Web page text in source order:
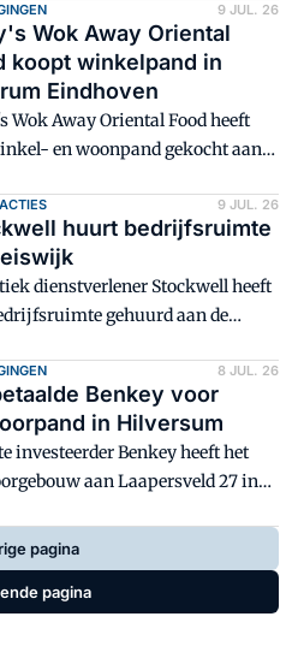
9 JUL. 26
Wok Away Oriental
koopt winkelpand in
Eindhoven
Wok Away Oriental Food heeft
en woonpand gekocht aan
15 in Eindhoven. De koopsom
1,35 miljoen euro.
9 JUL. 26
huurt bedrijfsruimte
dienstverlener Stockwell heeft
gehuurd aan de
8 JUL. 26
Benkey voor
in Hilversum
investeerder Benkey heeft het
aan Laapersveld 27 in
belegger.
pagina
pagina